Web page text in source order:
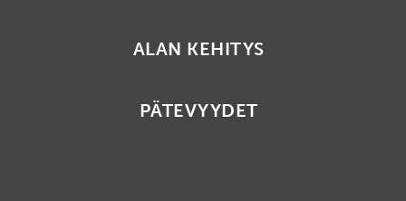
ALAN KEHITYS
PÄTEVYYDET